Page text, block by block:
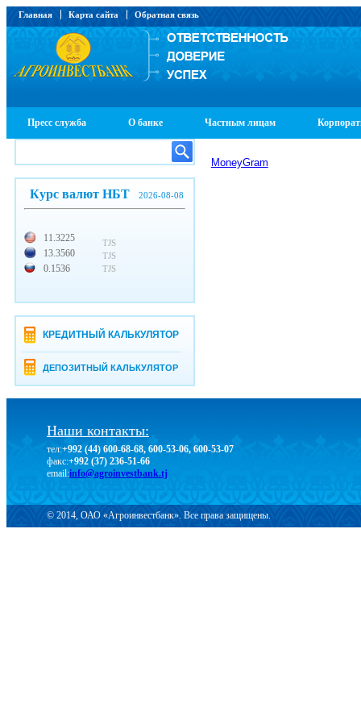
Главная Карта сайта Обратная связь
Пресс служба О банке Частным лицам
Курс валют НБТ 2026-08-08
11.3225
13.3560
0.1536
TJS
TJS
TJS
КРЕДИТНЫЙ КАЛЬКУЛЯТОР
ДЕПОЗИТНЫЙ КАЛЬКУЛЯТОР
MoneyGram
Наши контакты:
тел:+992 (44) 600-68-68, 600-53-06, 600-53-07
факс:+992 (37) 236-51-66
email:info@agroinvestbank.tj
© 2014, ОАО «Агроинвестбанк». Все права защищены.